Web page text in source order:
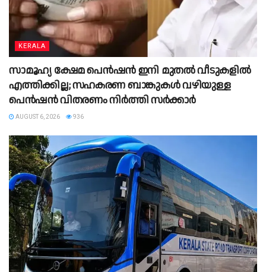
KERALA
സാമൂഹ്യ ക്ഷേമ പെൻഷൻ ഇനി മുതൽ വീടുകളിൽ
എത്തിക്കില്ല; സഹകരണ ബാങ്കുകൾ വഴിയുള്ള
പെൻഷൻ വിതരണം നിർത്തി സർക്കാർ
AUGUST 6, 2026 936